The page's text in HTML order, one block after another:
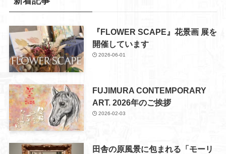
『FLOWER SCAPE』花景画 展を
開催しています
2026-06-01
FUJIMURA CONTEMPORARY
ART. 2026年のご挨拶
2026-02-03
田舎の原風景に包まれる「モーリ